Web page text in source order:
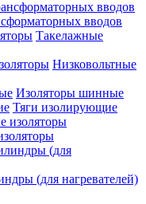
вводов
Такелажные
Низковольтные
Изоляторы шинные
Тяги изолирующие
(для нагревателей)